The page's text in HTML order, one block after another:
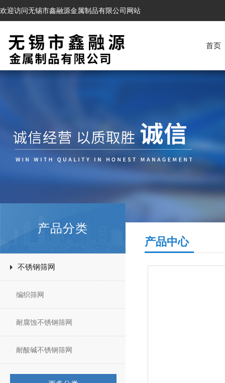
欢迎访问无锡市鑫融源金属制品有限公司网站
首页
产品分类
不锈钢筛网
编织筛网
耐腐蚀不锈钢筛网
耐酸碱不锈钢筛网
产品中心